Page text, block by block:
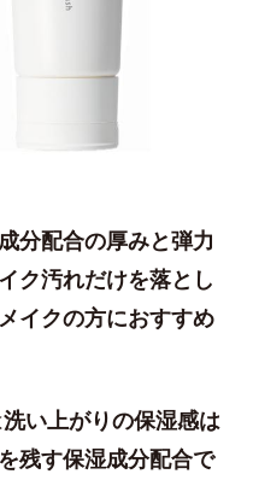
分配合の厚みと弾力
ク汚れだけを落とし
イクの方におすすめ
洗い上がりの保湿感は
残す保湿成分配合で